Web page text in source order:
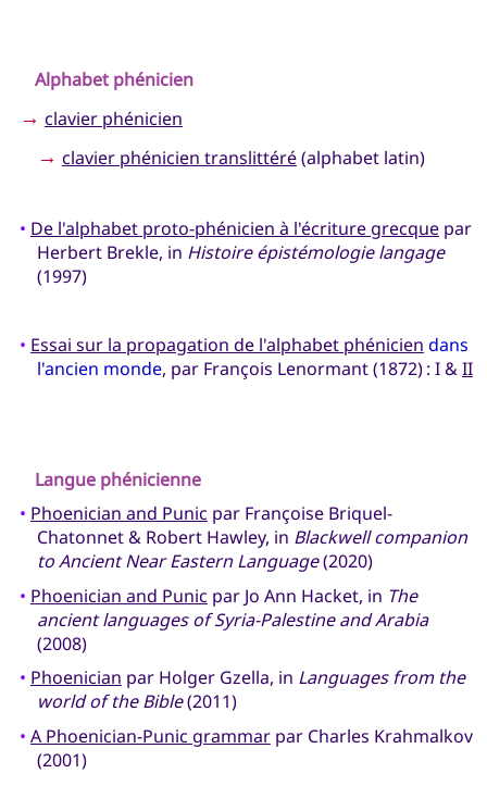
Alphabet phénicien
→ clavier phénicien
→ clavier phénicien translittéré(alphabet latin)
• De l'alphabet proto-phénicien à l'écriture grecquepar
Herbert Brekle, in Histoire épistémologie langage
(1997)
• Essai sur la propagation de l'alphabet phénicien dans
l'ancien monde, par François Lenormant (1872) : I &II
Langue phénicienne
• Phoenician and Punic par Françoise Briquel-
Chatonnet & Robert Hawley, in Blackwell companion
to Ancient Near Eastern Language(2020)
• Phoenician and Punic par Jo Ann Hacket, in The
ancient languages of Syria-Palestine and Arabia
(2008)
• Phoenician par Holger Gzella, in Languages from the
world of the Bible(2011)
• A Phoenician-Punic grammarpar Charles Krahmalkov
(2001)